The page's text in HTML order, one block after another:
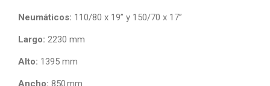
Neumáticos: 110/80 x 19” y 150/70 x 17”
Largo: 2230 mm
Alto: 1395 mm
Ancho: 850 mm